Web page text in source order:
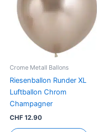
Crome Metall Ballons
Riesenballon Runder XL
Luftballon Chrom
Champagner
CHF12.90